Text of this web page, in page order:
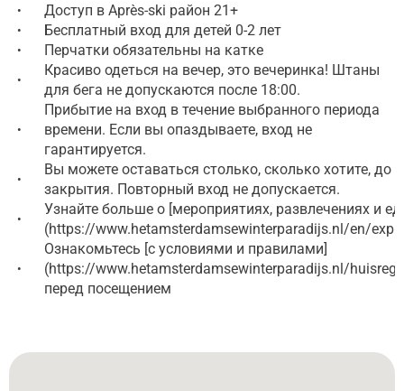
• Доступ в Après-ski район 21+
• Бесплатный вход для детей 0-2 лет
• Перчатки обязательны на катке
•
Красиво одеться на вечер, это вечеринка! Штаны
для бега не допускаются после 18:00.
•
Прибытие на вход в течение выбранного периода
времени. Если вы опаздываете, вход не
гарантируется.
•
Вы можете оставаться столько, сколько хотите, до
закрытия. Повторный вход не допускается.
•
Узнайте больше о [мероприятиях, развлечениях и
(https://www.hetamsterdamsewinterparadijs.nl/en/
•
Ознакомьтесь [с условиями и правилами]
(https://www.hetamsterdamsewinterparadijs.nl/
перед посещением